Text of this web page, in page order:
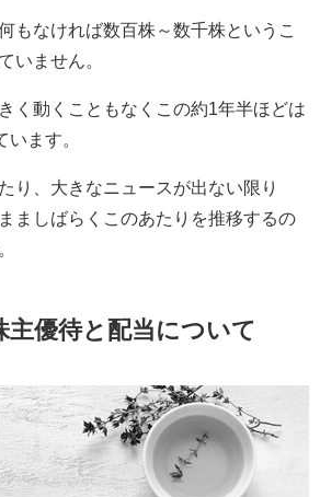
もなければ数百株～数千株というこ
いません。
く動くこともなくこの約1年半ほどは
います。
り、大きなニュースが出ない限り
ましばらくこのあたりを推移するの
主優待と配当について